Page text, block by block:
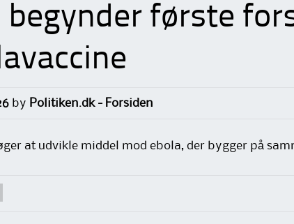
begynder første
by Politiken.dk - Forsiden
at udvikle middel mod ebola, der bygger på